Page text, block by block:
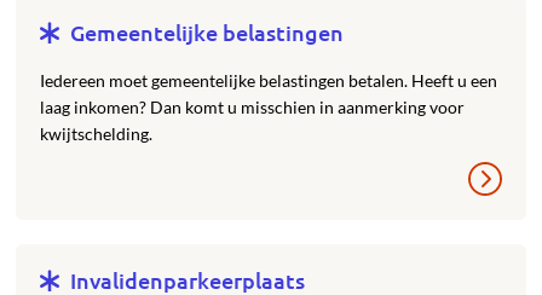
Gemeentelijke belastingen
Iedereen moet gemeentelijke belastingen betalen. Heeft u een
laag inkomen? Dan komt u misschien in aanmerking voor
kwijtschelding.
Invalidenparkeerplaats